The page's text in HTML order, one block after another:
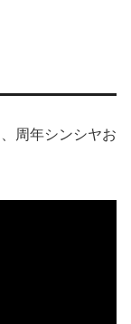
周年シンシヤお